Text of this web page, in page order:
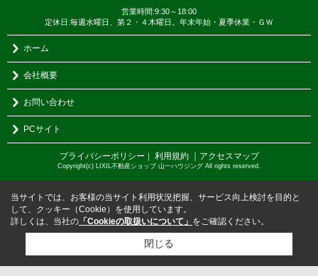
営業時間:9:30～18:00
定休日:毎週水曜日、第２・４木曜日。年末年始・夏季休業・ＧＷ
ホーム
会社概要
お問い合わせ
PCサイト
プライバシーポリシー ｜ 利用規約 ｜アクセスマップ
Copyright(c) LIXIL不動産ショップ 山一ハウジング All rights reserved.
当サイトでは、お客様の当サイト利用状況把握、サービス向上検討を目的と
して、クッキー（Cookie）を使用しています。
詳しくは、当社の 「Cookieの取扱いについて」 をご確認ください。
閉じる